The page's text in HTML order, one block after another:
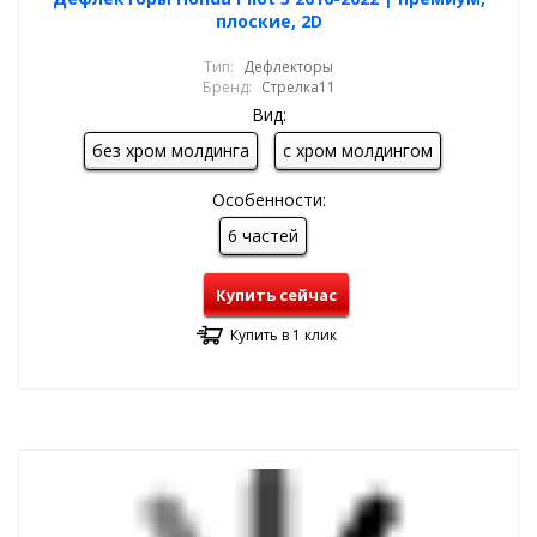
плоские, 2D
Тип: Дефлекторы
Бренд: Стрелка11
Вид:
без хром молдинга
с хром молдингом
Особенности:
6 частей
Купить сейчас
Купить в 1 клик